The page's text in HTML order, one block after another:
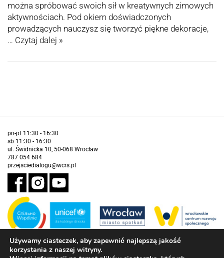
można spróbować swoich sił w kreatywnych zimowych
aktywnościach. Pod okiem doświadczonych
prowadzących nauczysz się tworzyć piękne dekoracje,
… Czytaj dalej »
pn-pt 11:30 - 16:30
sb 11:30 - 16:30
ul. Świdnicka 10, 50-068 Wrocław
787 054 684
przejsciedialogu@wcrs.pl
Zadanie realizowane ze środków Gminy Wrocław w partnerstwie z
Używamy ciasteczek, aby zapewnić najlepszą jakość
korzystania z naszej witryny.